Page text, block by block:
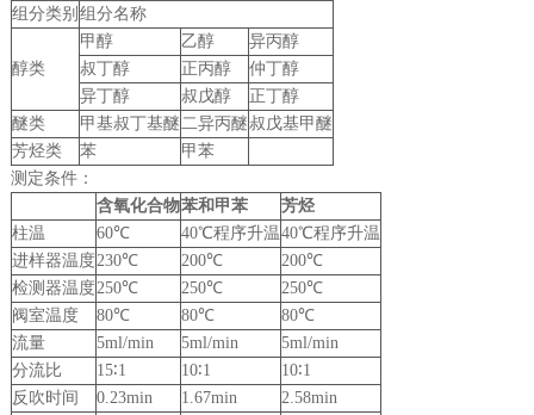
组分类别 组分名称
醇类
甲醇 乙醇
异丙醇
叔丁醇
正丙醇
仲丁醇
异丁醇
叔戊醇
正丁醇
醚类
甲基叔丁基醚二异丙醚叔戊基甲醚
芳烃类
苯
甲苯
测定条件：
含氧化合物苯和甲苯
芳烃
柱温
60℃ 40℃程序升温40℃程序升温
进样器温度230℃ 200℃
200℃
检测器温度250℃ 250℃
250℃
阀室温度
80℃ 80℃
80℃
流量
5ml/min 5ml/min
5ml/min
分流比
15∶1 10∶1
10∶1
反吹时间
0.23min 1.67min
2.58min